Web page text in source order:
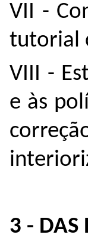
VII -
tutorial
VIII -
e às
3 - DAS